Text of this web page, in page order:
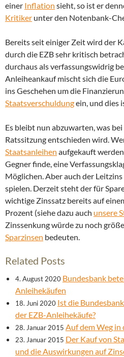
einer Inflation sieht, so ist er
Kritiker unter den Notenbank-
Bereits seit einiger Zeit wird der
durch die EZB sehr kritisch
durchaus als verfassungswidrig
Anleiheankauf mischt sich die
ins Geschehen um die
Staatsverschuldungein, und dies
Es bleibt nun abzuwarten, was
Ratssitzung entschieden wird.
Staatsanleihen aufgekauft
Gegner finde, eine
Möglichen. Aber auch der
spielen. Derzeit steht der für
wichtige Zinssatz bereits auf
Prozent (siehe dazu auch unsere
Zinssenkung würde zu noch
Sparzinsen bedeuten.
Related Posts
4. August 2020 Bundesbank
Anleihekäufen
18. Juni 2020 Ist die
der EZB-Anleihekäufe?
28. Januar 2015 Auf dem Weg in
23. Januar 2015 Der Kauf von
und die Auswirkungen auf